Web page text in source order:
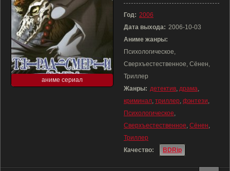
аниме сериал
Год: 2006
Дата выхода: 2006-10-03
Аниме жанры:
Психологическое,
Сверхъестественное, Сёнен,
Триллер
Жанры: детектив, драма,
криминал, триллер, фэнтези,
Психологическое,
Сверхъестественное, Сёнен,
Триллер
Качество:
BDRip